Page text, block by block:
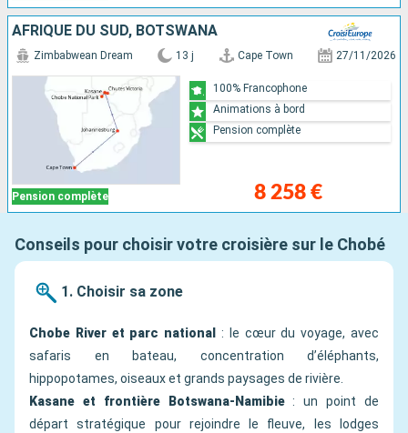
AFRIQUE DU SUD, BOTSWANA
Pension complète
Zimbabwean Dream 13 j Cape Town 27/11/2026
8 258 €
100% Francophone
Animations à bord
Pension complète
Conseils pour choisir votre croisière sur le Chobé
1. Choisir sa zone
Chobe River et parc national
: le cœur du voyage, avec
safaris en bateau, concentration d’éléphants,
hippopotames, oiseaux et grands paysages de rivière.
Kasane et frontière Botswana-Namibie: un point de
départ stratégique pour rejoindre le fleuve, les lodges